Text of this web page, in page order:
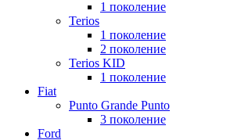
1 поколение
Terios
1 поколение
2 поколение
Terios KID
1 поколение
Fiat
Punto Grande Punto
3 поколение
Ford